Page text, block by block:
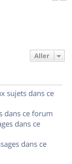
Aller
sujets dans ce
dans ce forum
dans ce
dans ce